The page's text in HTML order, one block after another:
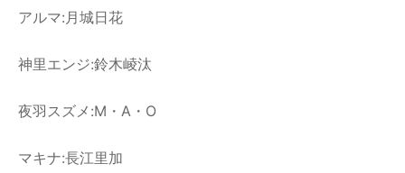
アルマ:月城日花
神里エンジ:鈴木崚汰
夜羽スズメ:M・A・O
マキナ:⻑江里加